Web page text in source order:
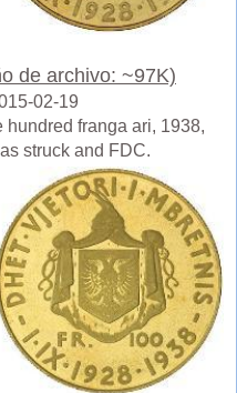
de archivo: ~97K)
02-19
franga ari, 1938,
struck and FDC.